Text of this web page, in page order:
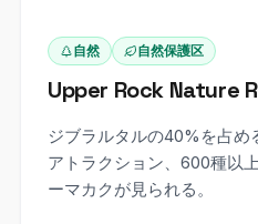
自然 自然保護区
Upper Rock Nature
ジブラルタルの40%を占め
アトラクション、600種以
ーマカクが見られる。